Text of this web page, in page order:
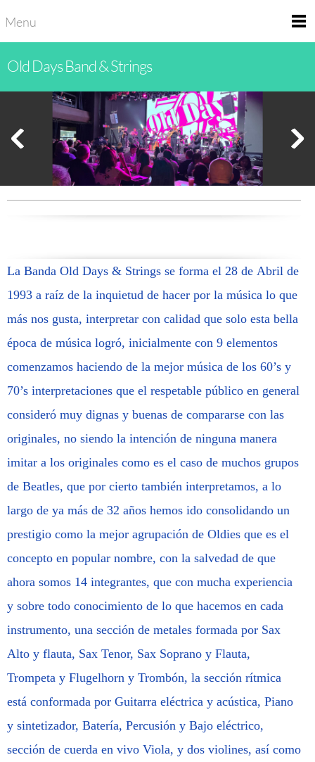
Menu
Old Days Band & Strings
La Banda Old Days & Strings se forma el 28 de Abril de
1993 a raíz de la inquietud de hacer por la música lo que
más nos gusta, interpretar con calidad que solo esta bella
época de música logró, inicialmente con 9 elementos
comenzamos haciendo de la mejor música de los 60’s y
70’s interpretaciones que el respetable público en general
consideró muy dignas y buenas de compararse con las
originales, no siendo la intención de ninguna manera
imitar a los originales como es el caso de muchos grupos
de Beatles, que por cierto también interpretamos, a lo
largo de ya más de 32 años hemos ido consolidando un
prestigio como la mejor agrupación de Oldies que es el
concepto en popular nombre, con la salvedad de que
ahora somos 14 integrantes, que con mucha experiencia
y sobre todo conocimiento de lo que hacemos en cada
instrumento, una sección de metales formada por Sax
Alto y flauta, Sax Tenor, Sax Soprano y Flauta,
Trompeta y Flugelhorn y Trombón, la sección rítmica
está conformada por Guitarra eléctrica y acústica, Piano
y sintetizador, Batería, Percusión y Bajo eléctrico,
sección de cuerda en vivo Viola, y dos violines, así como